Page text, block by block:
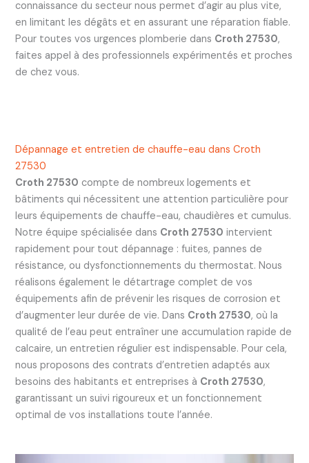
connaissance du secteur nous permet d’agir au plus vite,
en limitant les dégâts et en assurant une réparation fiable.
Pour toutes vos urgences plomberie dans Croth 27530,
faites appel à des professionnels expérimentés et proches
de chez vous.
Dépannage et entretien de chauffe-eau dans Croth
27530
Croth 27530 compte de nombreux logements et
bâtiments qui nécessitent une attention particulière pour
leurs équipements de chauffe-eau, chaudières et cumulus.
Notre équipe spécialisée dans Croth 27530 intervient
rapidement pour tout dépannage : fuites, pannes de
résistance, ou dysfonctionnements du thermostat. Nous
réalisons également le détartrage complet de vos
équipements afin de prévenir les risques de corrosion et
d’augmenter leur durée de vie. Dans Croth 27530, où la
qualité de l’eau peut entraîner une accumulation rapide de
calcaire, un entretien régulier est indispensable. Pour cela,
nous proposons des contrats d’entretien adaptés aux
besoins des habitants et entreprises à Croth 27530,
garantissant un suivi rigoureux et un fonctionnement
optimal de vos installations toute l’année.